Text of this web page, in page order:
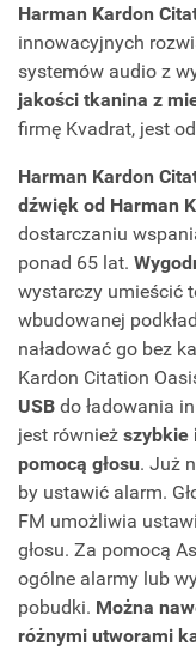
Harman Kardon
innowacyjnych
systemów audio z
jakości tkanina z
firmę Kvadrat, jest
Harman Kardon
dźwięk od Harman
dostarczaniu
ponad 65 lat.
wystarczy umieścić
wbudowanej
naładować go bez
Kardon Citation
USB do ładowania
jest również szybkie
pomocą głosu. Już
by ustawić alarm.
FM umożliwia
głosu. Za pomocą
ogólne alarmy lub
pobudki. Można
różnymi utworami